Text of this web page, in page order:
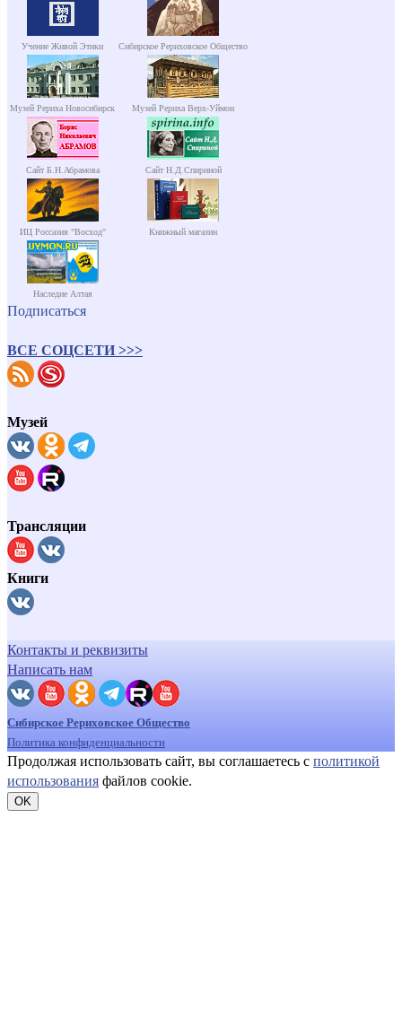
Учение Живой Этики Сибирское Рериховское Общество
Музей Рериха Новосибирск Музей Рериха Верх-Уймон
Сайт Б.Н.Абрамова Сайт Н.Д.Спириной
ИЦ Россазия "Восход" Книжный магазин
Наследие Алтая
Подписаться
ВСЕ СОЦСЕТИ >>>
Музей
Трансляции
Книги
Контакты и реквизиты
Написать нам
Сибирское Рериховское Общество
Политика конфиденциальности
Продолжая использовать сайт, вы соглашаетесь с политикой
использования файлов cookie.
OK